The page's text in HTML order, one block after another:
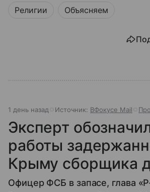
Религии Объясняем
1 день назад Источник: ВФокусе Mail
Эксперт
работы
Крыму сборщика
Офицер ФСБ в запасе, глава